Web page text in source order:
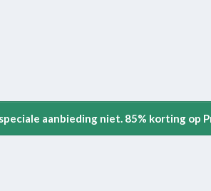
aanbieding niet. 85% korting op